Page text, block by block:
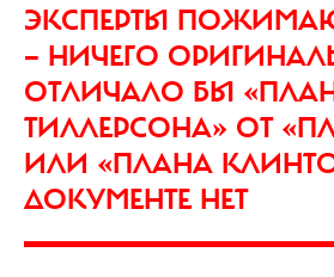
ЭКСПЕРТЫ
— НИЧЕГО
ОТЛИЧАЛО БЫ
ТИЛЛЕРСОНА» ОТ
ИЛИ «ПЛАНА
ДОКУМЕНТЕ НЕТ